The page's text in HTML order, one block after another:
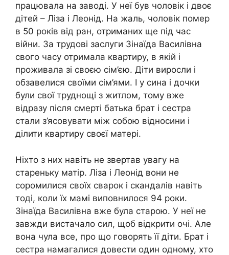
працювала на заводі. У неї був чоловік і двоє
дітей – Ліза і Леонід. На жаль, чоловік помер
в 50 років від ран, отриманих ще під час
війни. За трудові заслуги Зінаїда Василівна
свого часу отримала квартиру, в якій і
проживала зі своєю сім’єю. Діти виросли і
обзавелися своїми сім’ями. І у сина і дочки
були свої труднощі з житлом, тому вже
відразу після смерті батька брат і сестра
стали з’ясовувати між собою відносини і
ділити квартиру своєї матері.
Ніхто з них навіть не звертав увагу на
стареньку матір. Ліза і Леонід вони не
соромилися своїх сварок і скандалів навіть
тоді, коли їх мамі виповнилося 94 роки.
Зінаїда Василівна вже була старою. У неї не
завжди вистачало сил, щоб відкрити очі. Але
вона чула все, про що говорять її діти. Брат і
сестра намагалися довести один одному, хто